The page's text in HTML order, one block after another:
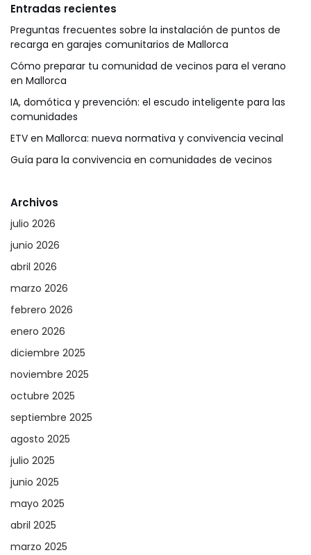
Entradas recientes
Preguntas frecuentes sobre la instalación de puntos de
recarga en garajes comunitarios de Mallorca
Cómo preparar tu comunidad de vecinos para el verano
en Mallorca
IA, domótica y prevención: el escudo inteligente para las
comunidades
ETV en Mallorca: nueva normativa y convivencia vecinal
Guía para la convivencia en comunidades de vecinos
Archivos
julio 2026
junio 2026
abril 2026
marzo 2026
febrero 2026
enero 2026
diciembre 2025
noviembre 2025
octubre 2025
septiembre 2025
agosto 2025
julio 2025
junio 2025
mayo 2025
abril 2025
marzo 2025